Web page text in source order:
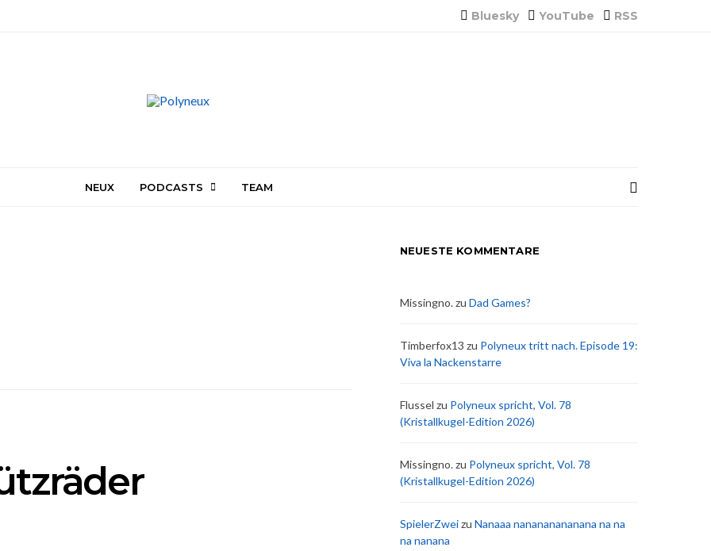
Bluesky YouTube RSS
NEUX PODCASTS TEAM
NEUESTE KOMMENTARE
Missingno.zu Dad Games?
Timberfox13 zu Polyneux tritt nach. Episode 19:
Viva la Nackenstarre
Flussel zu Polyneux spricht, Vol. 78
(Kristallkugel-Edition 2026)
Missingno.zu Polyneux spricht, Vol. 78
(Kristallkugel-Edition 2026)
SpielerZweizu Nanaaa nanananananana na na
na nanana